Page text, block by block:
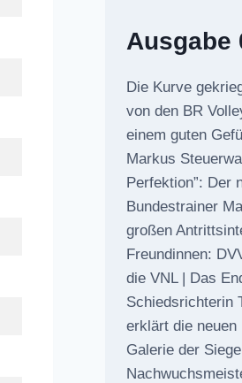
Ausgabe
Die Kurve
von den BR
einem guten
Markus
Perfektion”: Der
Bundestrainer
großen
Freundinnen:
die VNL | Das
Schiedsrichterin
erklärt die neuen
Galerie der